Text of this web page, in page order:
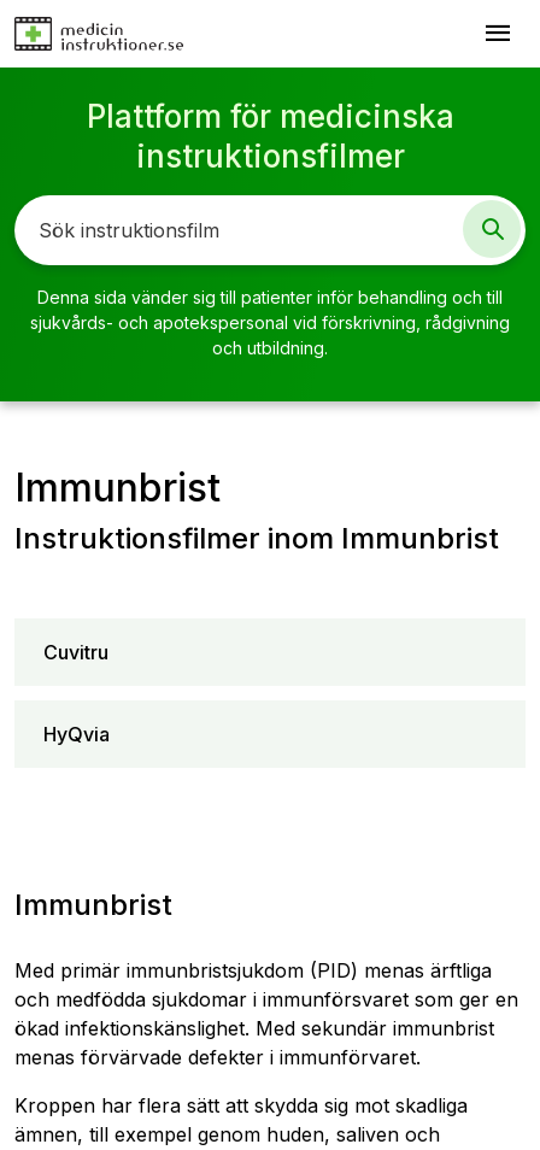
menu
Plattform för medicinska
instruktionsfilmer
Denna sida vänder sig till patienter inför behandling och till
sjukvårds- och apotekspersonal vid förskrivning, rådgivning
och utbildning.
Immunbrist
Instruktionsfilmer inom Immunbrist
Cuvitru
HyQvia
Immunbrist
Med primär immunbristsjukdom (PID) menas ärftliga
och medfödda sjukdomar i immunförsvaret som ger en
ökad infektionskänslighet. Med sekundär immunbrist
menas förvärvade defekter i immunförvaret.
Kroppen har flera sätt att skydda sig mot skadliga
ämnen, till exempel genom huden, saliven och